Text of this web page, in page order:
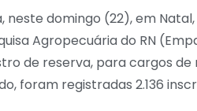
neste domingo (22), em
Agropecuária do RN
de reserva, para cargos de
foram registradas 2.136